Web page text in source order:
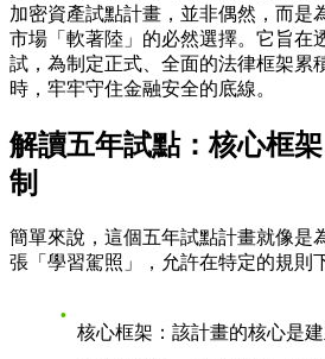
加密資產試點計畫 ，並非偶然，而是
市場「軟著陸」的必然選擇。它旨在
試，為制定正式、全面的法律框架累
時，牢牢守住金融安全的底線。
解讀五年試點：核心框
制
簡單來說，這個五年試點計畫就像是
張「學習駕照」，允許在特定的規則
核心框架 ：該計畫的核心是